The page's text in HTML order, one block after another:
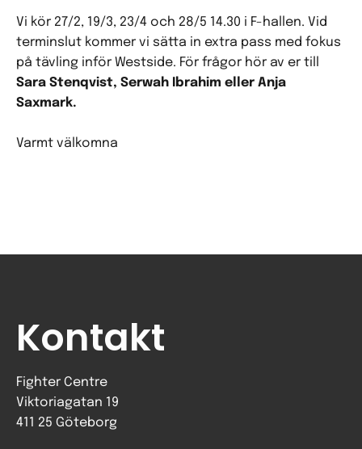
Vi kör 27/2, 19/3, 23/4 och 28/5 14.30 i F-hallen. Vid
terminslut kommer vi sätta in extra pass med fokus
på tävling inför Westside. För frågor hör av er till
Sara Stenqvist, Serwah Ibrahim eller Anja
Saxmark.
Varmt välkomna
Kontakt
Fighter Centre
Viktoriagatan 19
411 25 Göteborg